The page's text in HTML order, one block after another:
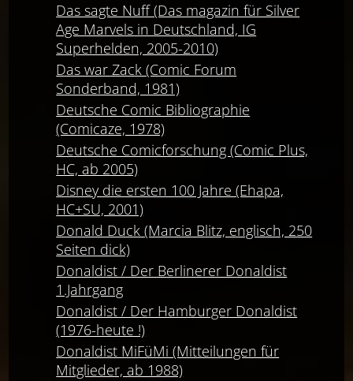
Das sagte Nuff (Das magazin für Silver
Age Marvels in Deutschland, IG
Superhelden, 2005-2010)
Das war Zack (Comic Forum
Sonderband, 1981)
Deutsche Comic Bibliographie
(Comicaze, 1978)
Deutsche Comicforschung (Comic Plus,
HC, ab 2005)
Disney die ersten 100 Jahre (Ehapa,
HC+SU, 2001)
Donald Duck (Marcia Blitz, englisch, 250
Seiten dick)
Donaldist / Der Berlinerer Donaldist
1.Jahrgang
Donaldist / Der Hamburger Donaldist
(1976-heute !)
Donaldist MiFüMi (Mitteilungen für
Mitglieder, ab 1988)